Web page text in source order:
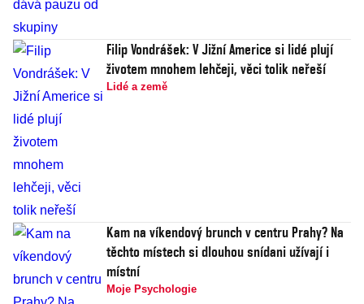
Filip Vondrášek: V Jižní Americe si lidé plují
životem mnohem lehčeji, věci tolik neřeší
Lidé a země
Kam na víkendový brunch v centru Prahy? Na
těchto místech si dlouhou snídani užívají i
místní
Moje Psychologie